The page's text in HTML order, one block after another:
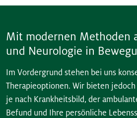
Mit modernen Methoden
und Neurologie in
Im Vordergrund stehen bei uns
Therapieoptionen. Wir bieten
je nach Krankheitsbild, der
Befund und Ihre persönliche